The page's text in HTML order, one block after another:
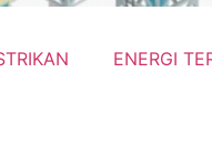
ENERGI